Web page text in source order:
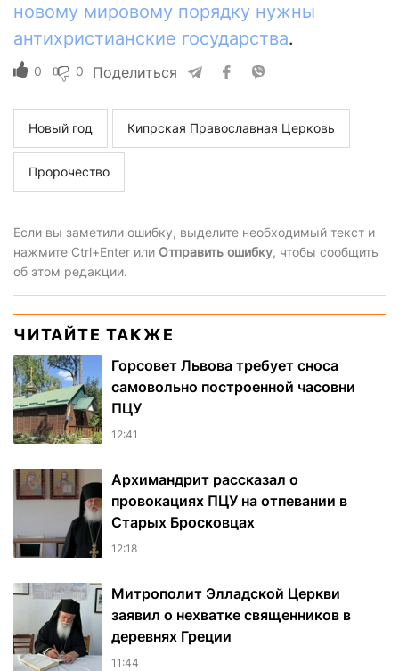
новому мировому порядку нужны
антихристианские государства.
0 0 Поделиться
Новый год Кипрская Православная Церковь
Пророчество
Если вы заметили ошибку, выделите необходимый текст и
нажмите Ctrl+Enter или Отправить ошибку, чтобы сообщить
об этом редакции.
ЧИТАЙТЕ ТАКЖЕ
Горсовет Львова требует сноса
самовольно построенной часовни
ПЦУ
12:41
Архимандрит рассказал о
провокациях ПЦУ на отпевании в
Старых Бросковцах
12:18
Митрополит Элладской Церкви
заявил о нехватке священников в
деревнях Греции
11:44